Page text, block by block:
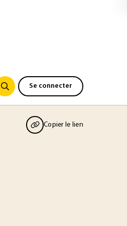
Se connecter
Copier le lien